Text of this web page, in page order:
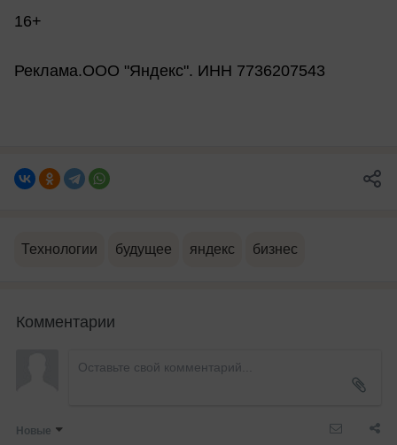
16+
Реклама.ООО "Яндекс". ИНН 7736207543
Технологии будущее яндекс бизнес
Комментарии
Новые